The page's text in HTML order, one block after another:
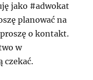
jako #adwokat
planować na
o kontakt.
w
czekać.